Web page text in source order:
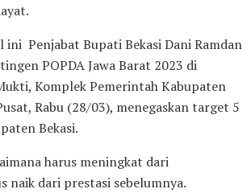
ini Penjabat Bupati Bekasi Dani Ramdan
POPDA Jawa Barat 2023 di
Komplek Pemerintah Kabupaten
Rabu (28/03), menegaskan target 5
Bekasi.
harus meningkat dari
naik dari prestasi sebelumnya.